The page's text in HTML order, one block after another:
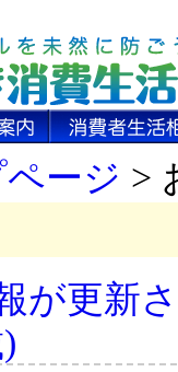
ページ >
が更新